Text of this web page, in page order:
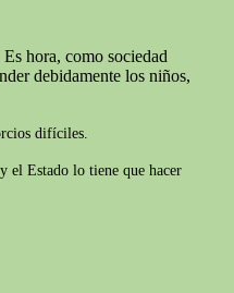
hora, como sociedad
debidamente los niños,
difíciles.
el Estado lo tiene que hacer